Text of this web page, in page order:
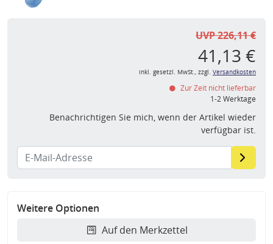
UVP 226,11 €
41,13 €
inkl. gesetzl. MwSt., zzgl. Versandkosten
Zur Zeit nicht lieferbar
1-2 Werktage
Benachrichtigen Sie mich, wenn der Artikel wieder
verfügbar ist.
Weitere Optionen
Auf den Merkzettel